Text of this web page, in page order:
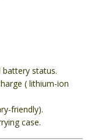
battery status.
( lithium-ion
friendly).
case.